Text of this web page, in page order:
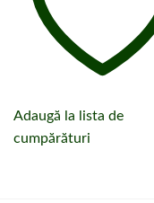
Adaugă la lista de
cumpărături